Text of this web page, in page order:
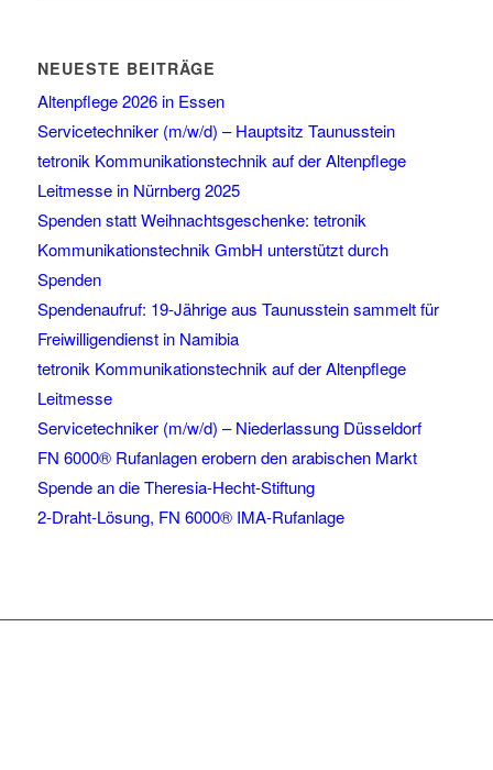
NEUESTE BEITRÄGE
Altenpflege 2026 in Essen
Servicetechniker (m/w/d) – Hauptsitz Taunusstein
tetronik Kommunikationstechnik auf der Altenpflege
Leitmesse in Nürnberg 2025
Spenden statt Weihnachtsgeschenke: tetronik
Kommunikationstechnik GmbH unterstützt durch
Spenden
Spendenaufruf: 19-Jährige aus Taunusstein sammelt für
Freiwilligendienst in Namibia
tetronik Kommunikationstechnik auf der Altenpflege
Leitmesse
Servicetechniker (m/w/d) – Niederlassung Düsseldorf
FN 6000® Rufanlagen erobern den arabischen Markt
Spende an die Theresia-Hecht-Stiftung
2-Draht-Lösung, FN 6000® IMA-Rufanlage